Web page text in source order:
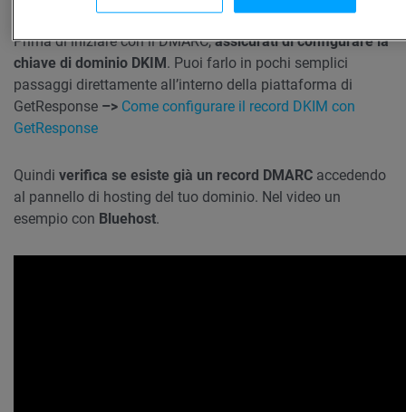
Prima di iniziare con il DMARC,assicurati di configurare la
chiave di dominio DKIM. Puoi farlo in pochi semplici
passaggi direttamente all’interno della piattaforma di
GetResponse –> Come configurare il record DKIM con
GetResponse
Quindi verifica se esiste già un record DMARC accedendo
al pannello di hosting del tuo dominio. Nel video un
esempio con Bluehost.